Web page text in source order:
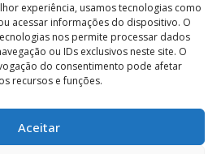
experiência, usamos tecnologias como
acessar informações do dispositivo. O
nos permite processar dados
ou IDs exclusivos neste site. O
do consentimento pode afetar
recursos e funções.
Aceitar